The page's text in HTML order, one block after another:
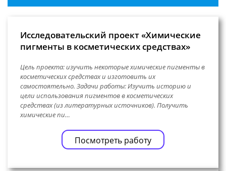
Исследовательский проект «Химические
пигменты в косметических средствах»
Цель проекта: изучить некоторые химические пигменты в
косметических средствах и изготовить их
самостоятельно. Задачи работы: Изучить историю и
цели использования пигментов в косметических
средствах (из литературных источников). Получить
химические пи…
Посмотреть работу